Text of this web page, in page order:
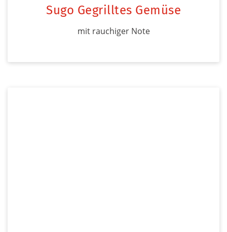
Sugo Gegrilltes Gemüse
mit rauchiger Note